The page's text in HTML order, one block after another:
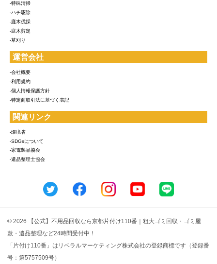
-特殊清掃
-ハチ駆除
-庭木伐採
-庭木剪定
-草刈り
運営会社
-会社概要
-利用規約
-個人情報保護方針
-特定商取引法に基づく表記
関連リンク
-環境省
-SDGsについて
-家電製品協会
-遺品整理士協会
© 2026 【公式】不用品回収なら京都片付け110番｜粗大ゴミ回収・ゴミ屋
敷・遺品整理など24時間受付中！
「片付け110番」はリベラルマーケティング株式会社の登録商標です（登録番
号：第5757509号）